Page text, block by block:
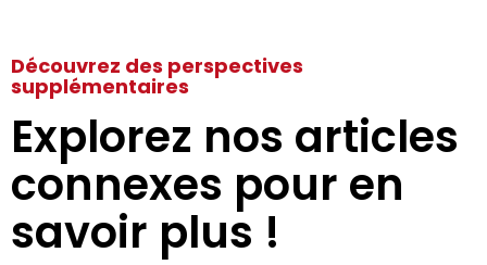
Découvrez des perspectives
supplémentaires
Explorez nos articles
connexes pour en
savoir plus !